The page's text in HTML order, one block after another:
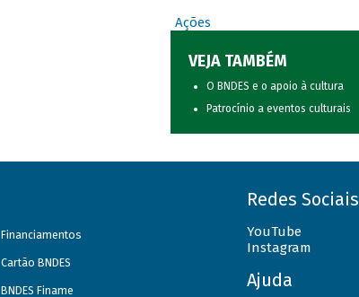
Ações
VEJA TAMBÉM
O BNDES e o apoio à cultura
Patrocínio a eventos culturais
Financiamentos
Cartão BNDES
BNDES Finame
Redes Sociais
YouTube
Instagram
Ajuda